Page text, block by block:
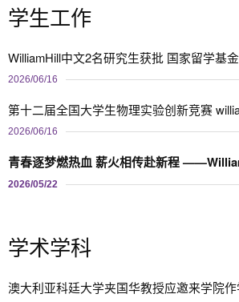
学生工作
2026/06/16
2026/06/16
2026/05/22
学术学科
澳大利亚科廷大学夹国华教授应邀来学院